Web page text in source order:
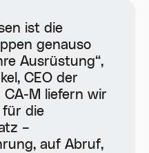
ist die
genauso
Ausrüstung“,
CEO der
CA-M liefern wir
für die
–
auf Abruf,